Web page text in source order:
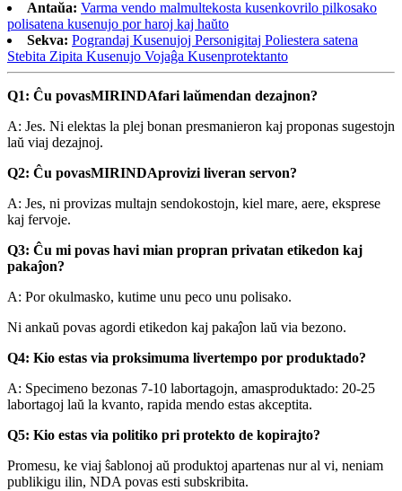
Antaŭa: Varma vendo malmultekosta kusenkovrilo pilkosako
polisatena kusenujo por haroj kaj haŭto
Sekva: Pograndaj Kusenujoj Personigitaj Poliestera satena
Stebita Zipita Kusenujo Vojaĝa Kusenprotektanto
Q1: Ĉu povasMIRINDAfari laŭmendan dezajnon?
A: Jes. Ni elektas la plej bonan presmanieron kaj proponas sugestojn
laŭ viaj dezajnoj.
Q2: Ĉu povasMIRINDAprovizi liveran servon?
A: Jes, ni provizas multajn sendokostojn, kiel mare, aere, eksprese
kaj fervoje.
Q3: Ĉu mi povas havi mian propran privatan etikedon kaj
pakaĵon?
A: Por okulmasko, kutime unu peco unu polisako.
Ni ankaŭ povas agordi etikedon kaj pakaĵon laŭ via bezono.
Q4: Kio estas via proksimuma livertempo por produktado?
A: Specimeno bezonas 7-10 labortagojn, amasproduktado: 20-25
labortagoj laŭ la kvanto, rapida mendo estas akceptita.
Q5: Kio estas via politiko pri protekto de kopirajto?
Promesu, ke viaj ŝablonoj aŭ produktoj apartenas nur al vi, neniam
publikigu ilin, NDA povas esti subskribita.